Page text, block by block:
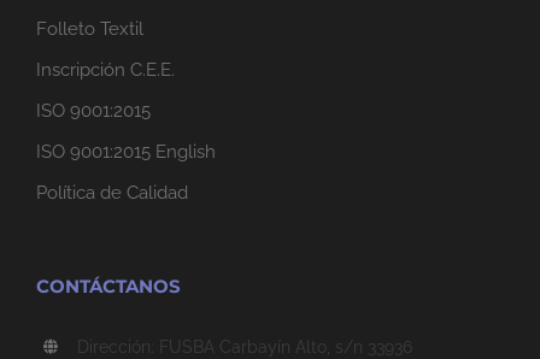
Folleto Textil
Inscripción C.E.E.
ISO 9001:2015
ISO 9001:2015 English
Política de Calidad
CONTÁCTANOS
Dirección: FUSBA Carbayín Alto, s/n 33936